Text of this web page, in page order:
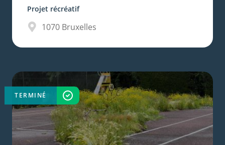
Projet récréatif
1070 Bruxelles
TERMINÉ